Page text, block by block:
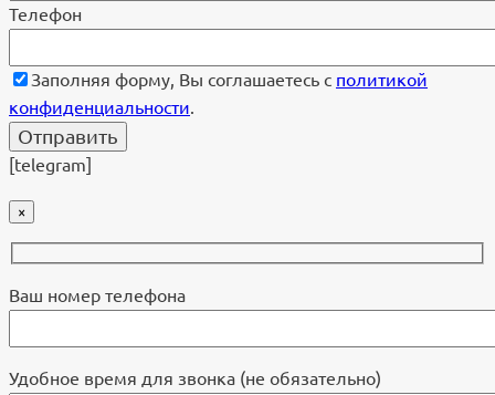
Телефон
Заполняя форму, Вы соглашаетесь с политикой
конфиденциальности.
[telegram]
×
Ваш номер телефона
Удобное время для звонка (не обязательно)